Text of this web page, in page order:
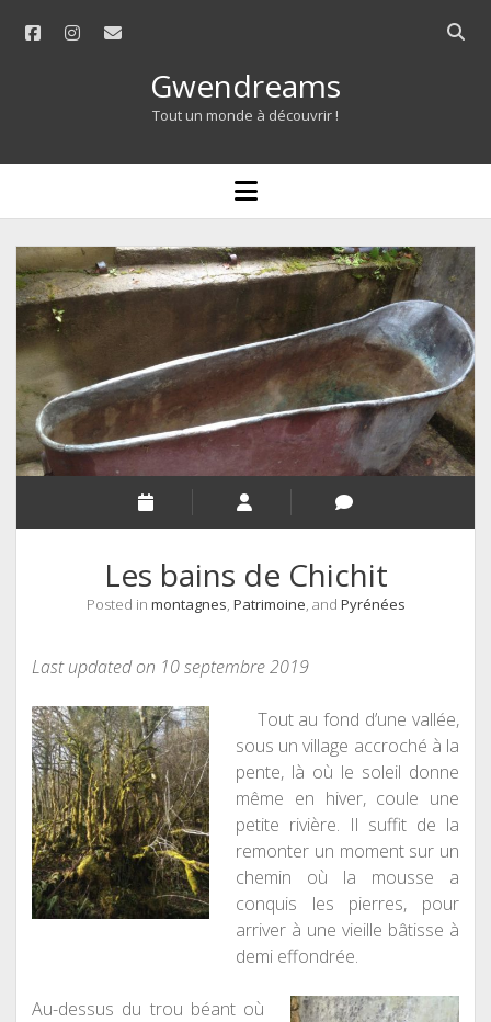
facebookinstagram
email
Open
Gwendreams
Tout un monde à découvrir !
open
menu
Les bains de Chichit
Posted in montagnes, Patrimoine, and Pyrénées
Last updated on 10 septembre 2019
Tout au fond d’une vallée,
sous un village accroché à la
pente, là où le soleil donne
même en hiver, coule une
petite rivière. Il suffit de la
remonter un moment sur un
chemin où la mousse a
conquis les pierres, pour
arriver à une vieille bâtisse à
demi effondrée.
Au-dessus du trou béant où